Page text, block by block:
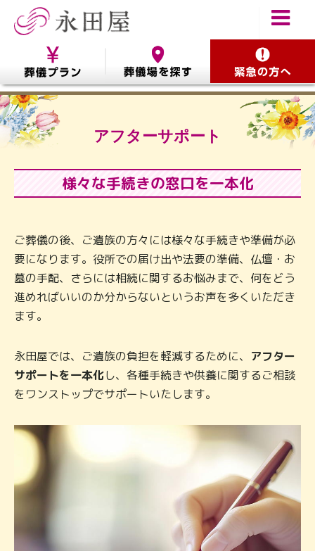
アフターサポート
様々な手続きの窓口を一本化
ご葬儀の後、ご遺族の方々には様々な手続きや準備が必
要になります。 役所での届け出や法要の準備、仏壇・お
墓の手配、さらには相続に関するお悩みまで、 何をどう
進めればいいのか分からないというお声を多くいただき
ます。
永田屋では、ご遺族の負担を軽減するために、 アフター
サポートを一本化し、 各種手続きや供養に関するご相談
をワンストップでサポートいたします。